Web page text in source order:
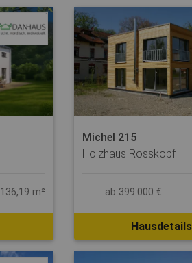
136,19 m²
Michel 215
Holzhaus Rosskopf
ab 399.000 €
Hausdetails